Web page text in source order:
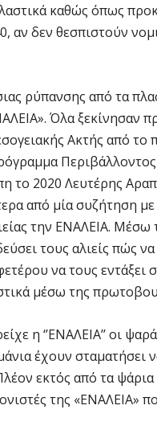
καθώς όπως
αν δεν θεσπιστούν
ρύπανσης από τα
Όλα ξεκίνησαν
Ακτής από το
το 2020 Λευτέρης
από μία συζήτηση
την ΕΝΑΛΕΙΑ. Μέσω
τους αλιείς πώς
να τους εντάξει
μέσω της
η ‘’ΕΝΑΛΕΙΑ’’ οι
έχουν σταματήσει
εκτός από τα
της «ΕΝΑΛΕΙΑ»